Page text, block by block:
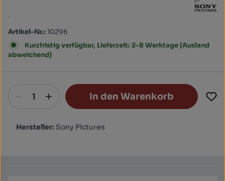
.
Artikel-Nr.: 10296
Kurzfristig verfügbar, Lieferzeit: 2-8 Werktage (Ausland
abweichend)
In den Warenkorb
Hersteller: Sony Pictures